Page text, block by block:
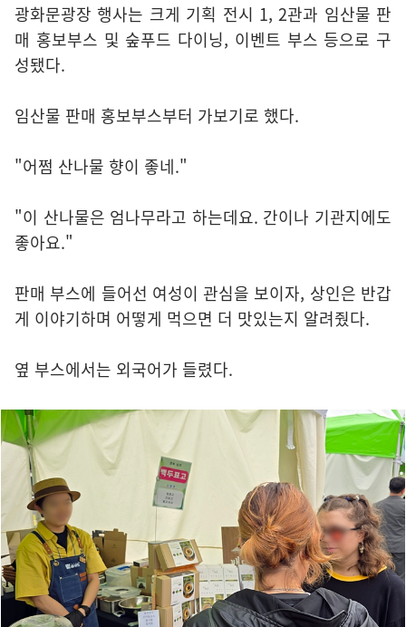
광화문광장 행사는 크게 기획 전시 1, 2관과 임산물 판
매 홍보부스 및 숲푸드 다이닝, 이벤트 부스 등으로 구
성됐다.
임산물 판매 홍보부스부터 가보기로 했다.
"어쩜 산나물 향이 좋네."
"이 산나물은 엄나무라고 하는데요. 간이나 기관지에도
좋아요."
판매 부스에 들어선 여성이 관심을 보이자, 상인은 반갑
게 이야기하며 어떻게 먹으면 더 맛있는지 알려줬다.
옆 부스에서는 외국어가 들렸다.